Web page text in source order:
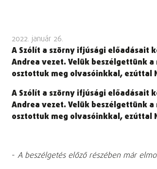
2022. január 26.
A Szólít a szörny ifjúsági előadásait
Andrea vezet. Velük beszélgettünk
osztottuk meg olvasóinkkal, ezúttal
A Szólít a szörny ifjúsági előadásait
Andrea vezet. Velük beszélgettünk
osztottuk meg olvasóinkkal, ezúttal
- A beszélgetés előző részében már